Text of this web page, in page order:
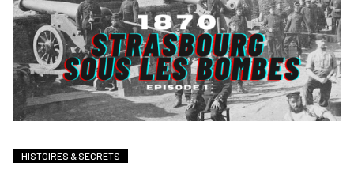
HISTOIRES & SECRETS